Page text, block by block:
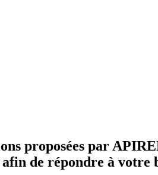
proposées par
de répondre à votre